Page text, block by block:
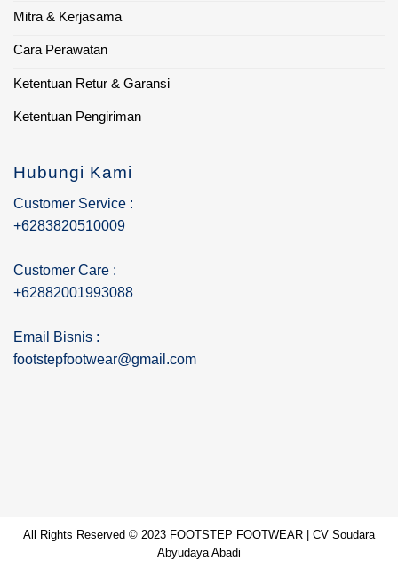
Mitra & Kerjasama
Cara Perawatan
Ketentuan Retur & Garansi
Ketentuan Pengiriman
Hubungi Kami
Customer Service :
+6283820510009
Customer Care :
+62882001993088
Email Bisnis :
footstepfootwear@gmail.com
All Rights Reserved © 2023 FOOTSTEP FOOTWEAR | CV Soudara
Abyudaya Abadi